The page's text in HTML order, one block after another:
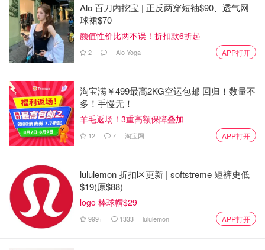
省钱君 6707
注意！机场快线UP Express因意外维
Miability 1560
4月的最后一周，多伦多的周一从TTC
Xxxiaoo 1663
Alo 百刀内挖宝 | 正反两穿短袖$90、透气网
球裙$70
颜值性价比两不误！折扣款6折起
2 Alo Yoga APP打开
淘宝满￥499最高2KG空运包邮 回归！数量不
多！手慢无！
羊毛返场！3重高额保障叠加
12 7 淘宝网 APP打开
lululemon 折扣区更新 | softstreme 短裤史低
$19(原$88)
logo 棒球帽$29
999+ 1333 lululemon APP打开